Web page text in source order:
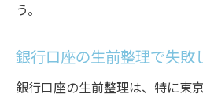
う。
銀行口座の生前整理で失敗
銀行口座の生前整理は、特に東